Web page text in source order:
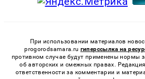
При использовании материалов
progorodsamara.ru гиперссылка на
противном случае будут применены нормы
об авторских и смежных правах.
ответственности за комментарии и